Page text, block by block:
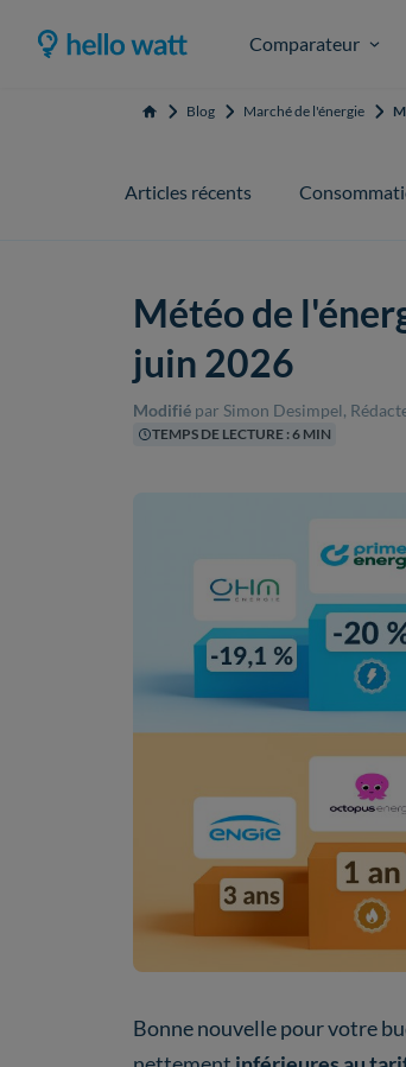
Comparateur
Accueil Blog Marché de l'énergie
Articles récents
Météo de
juin 2026
Modifié par Simon Desimpel,
TEMPS DE LECTURE : 6 MIN
Bonne nouvelle pour votre